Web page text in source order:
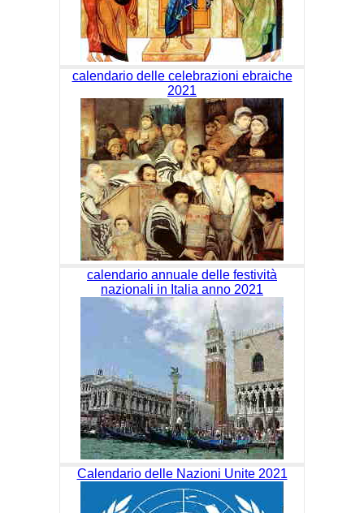
calendario delle celebrazioni ebraiche
2021
calendario annuale delle festività
nazionali in Italia anno 2021
Calendario delle Nazioni Unite 2021